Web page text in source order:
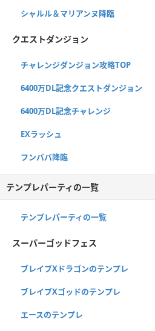
シャルル＆マリアンヌ降臨
クエストダンジョン
チャレンジダンジョン攻略TOP
6400万DL記念クエストダンジョン
6400万DL記念チャレンジ
EXラッシュ
フンババ降臨
テンプレパーティの一覧
テンプレパーティの一覧
スーパーゴッドフェス
ブレイブXドラゴンのテンプレ
ブレイブXゴッドのテンプレ
エースのテンプレ